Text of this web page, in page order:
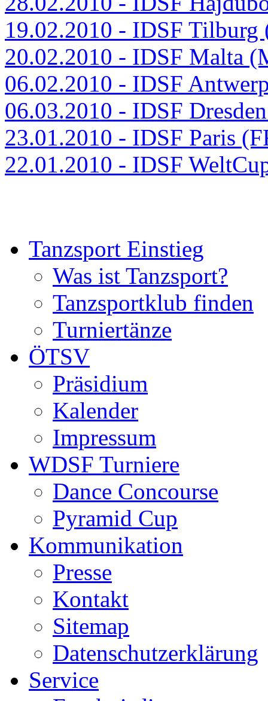
19.02.2010 - IDSF Tilburg
20.02.2010 - IDSF Malta
06.02.2010 - IDSF
06.03.2010 - IDSF
23.01.2010 - IDSF Paris
22.01.2010 - IDSF
Tanzsport Einstieg
Was ist Tanzsport?
Tanzsportklub finden
Turniertänze
ÖTSV
Präsidium
Kalender
Impressum
WDSF Turniere
Dance Concourse
Pyramid Cup
Kommunikation
Presse
Kontakt
Sitemap
Datenschutzerklärung
Service